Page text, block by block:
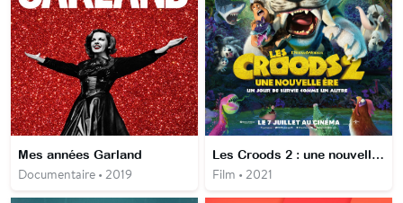
Mes années Garland
Documentaire • 2019
Les Croods 2 : une nouvelle ère
Film • 2021